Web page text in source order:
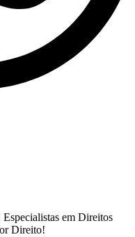
em Direitos
Direito!